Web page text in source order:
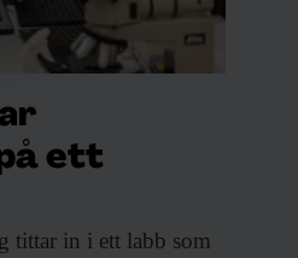
ett
tittar in i ett labb som